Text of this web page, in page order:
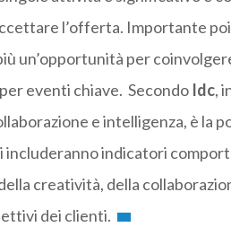
l’offerta. Importante
un’opportunità per
eventi chiave. Secondo Idc,
e intelligenza, è la
indicatori
creatività, della
dei clienti.